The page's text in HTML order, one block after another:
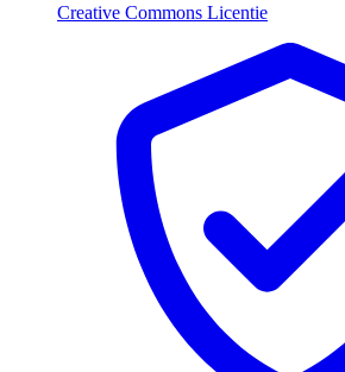
Creative Commons Licentie